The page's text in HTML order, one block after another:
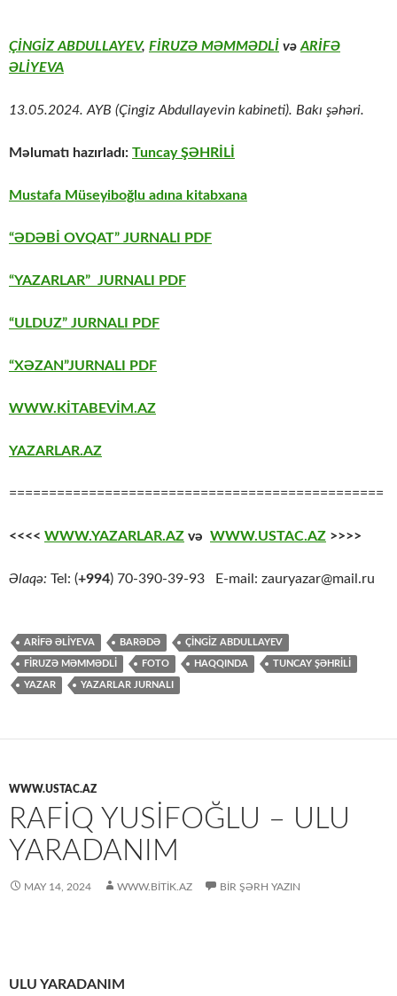
ÇİNGİZ ABDULLAYEV, FİRUZƏ MƏMMƏDLİ vəARİFƏ
ƏLİYEVA
13.05.2024. AYB (Çingiz Abdullayevin kabineti). Bakı şəhəri.
Məlumatı hazırladı: Tuncay ŞƏHRİLİ
Mustafa Müseyiboğlu adına kitabxana
“ƏDƏBİ OVQAT” JURNALI PDF
“YAZARLAR” JURNALI PDF
“ULDUZ” JURNALI PDF
“XƏZAN”JURNALI PDF
WWW.KİTABEVİM.AZ
YAZARLAR.AZ
===============================================
<<<< WWW.YAZARLAR.AZ və WWW.USTAC.AZ >>>>
Əlaqə: Tel: (+994) 70-390-39-93 E-mail: zauryazar@mail.ru
ARİFƏ ƏLİYEVA BARƏDƏ ÇİNGİZ ABDULLAYEV
FİRUZƏ MƏMMƏDLİ FOTO HAQQINDA TUNCAY ŞƏHRİLİ
YAZAR YAZARLAR JURNALI
WWW.USTAC.AZ
RAFIQ YUSIFOĞLU – ULU
YARADANIM
MAY 14, 2024 WWW.BITIK.AZ BIR ŞƏRH YAZIN
ULU YARADANIM